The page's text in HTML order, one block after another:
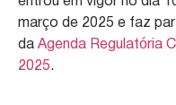
março de 2025 e faz
da Agenda Regulatória
2025.